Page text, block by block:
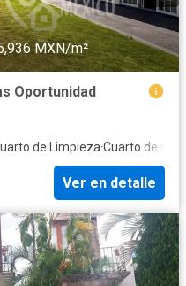
MXN/m²
Oportunidad
de Limpieza·Cuarto de
Ver en detalle